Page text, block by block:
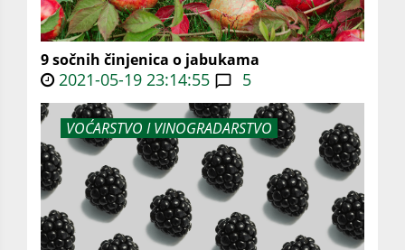
9 sočnih činjenica o jabukama
2021-05-19 23:14:55 5
VOĆARSTVO I VINOGRADARSTVO